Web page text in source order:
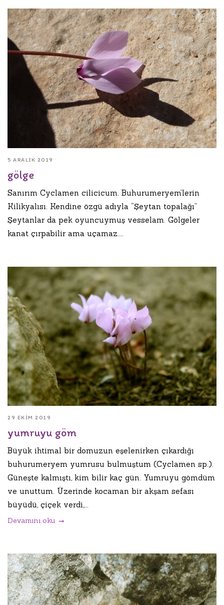
5 ARALIK 2019
gölge
Sanırım Cyclamen cilicicum. Buhurumeryem’lerin
Kilikyalısı. Kendine özgü adıyla “Şeytan topalağı”
Şeytanlar da pek oyuncuymuş vesselam. Gölgeler
kanat çırpabilir ama uçamaz....
29 EKIM 2019
yumruyu göm
Büyük ihtimal bir domuzun eşelenirken çıkardığı
buhurumeryem yumrusu bulmuştum (Cyclamen sp.).
Güneşte kalmıştı, kim bilir kaç gün. Yumruyu gömdüm
ve unuttum. Üzerinde kocaman bir akşam sefası
büyüdü, çiçek verdi,...
Devamını oku